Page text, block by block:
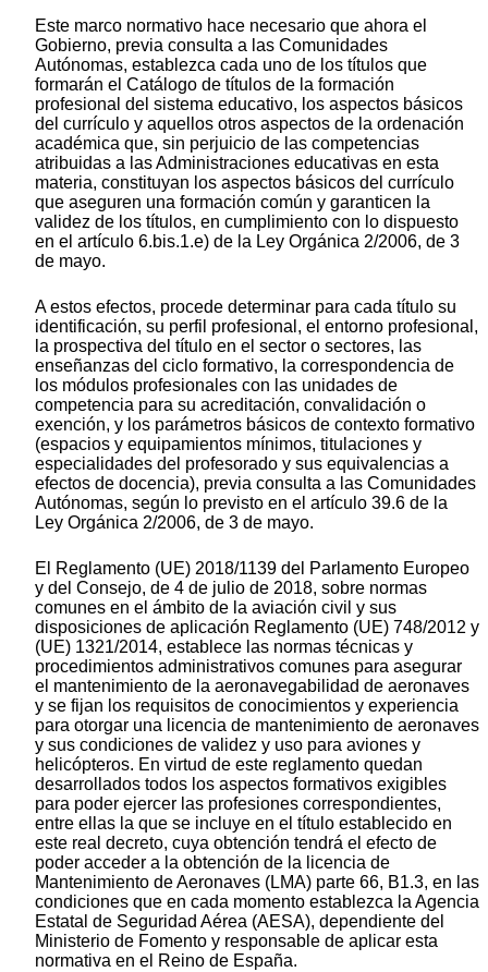
Este marco normativo hace necesario que ahora el
Gobierno, previa consulta a las Comunidades
Autónomas, establezca cada uno de los títulos que
formarán el Catálogo de títulos de la formación
profesional del sistema educativo, los aspectos básicos
del currículo y aquellos otros aspectos de la ordenación
académica que, sin perjuicio de las competencias
atribuidas a las Administraciones educativas en esta
materia, constituyan los aspectos básicos del currículo
que aseguren una formación común y garanticen la
validez de los títulos, en cumplimiento con lo dispuesto
en el artículo 6.bis.1.e) de la Ley Orgánica 2/2006, de 3
de mayo.
A estos efectos, procede determinar para cada título su
identificación, su perfil profesional, el entorno profesional,
la prospectiva del título en el sector o sectores, las
enseñanzas del ciclo formativo, la correspondencia de
los módulos profesionales con las unidades de
competencia para su acreditación, convalidación o
exención, y los parámetros básicos de contexto formativo
(espacios y equipamientos mínimos, titulaciones y
especialidades del profesorado y sus equivalencias a
efectos de docencia), previa consulta a las Comunidades
Autónomas, según lo previsto en el artículo 39.6 de la
Ley Orgánica 2/2006, de 3 de mayo.
El Reglamento (UE) 2018/1139 del Parlamento Europeo
y del Consejo, de 4 de julio de 2018, sobre normas
comunes en el ámbito de la aviación civil y sus
disposiciones de aplicación Reglamento (UE) 748/2012 y
(UE) 1321/2014, establece las normas técnicas y
procedimientos administrativos comunes para asegurar
el mantenimiento de la aeronavegabilidad de aeronaves
y se fijan los requisitos de conocimientos y experiencia
para otorgar una licencia de mantenimiento de aeronaves
y sus condiciones de validez y uso para aviones y
helicópteros. En virtud de este reglamento quedan
desarrollados todos los aspectos formativos exigibles
para poder ejercer las profesiones correspondientes,
entre ellas la que se incluye en el título establecido en
este real decreto, cuya obtención tendrá el efecto de
poder acceder a la obtención de la licencia de
Mantenimiento de Aeronaves (LMA) parte 66, B1.3, en las
condiciones que en cada momento establezca la Agencia
Estatal de Seguridad Aérea (AESA), dependiente del
Ministerio de Fomento y responsable de aplicar esta
normativa en el Reino de España.